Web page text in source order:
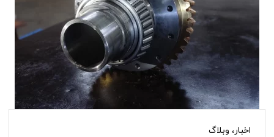
اخبار، وبلاگ